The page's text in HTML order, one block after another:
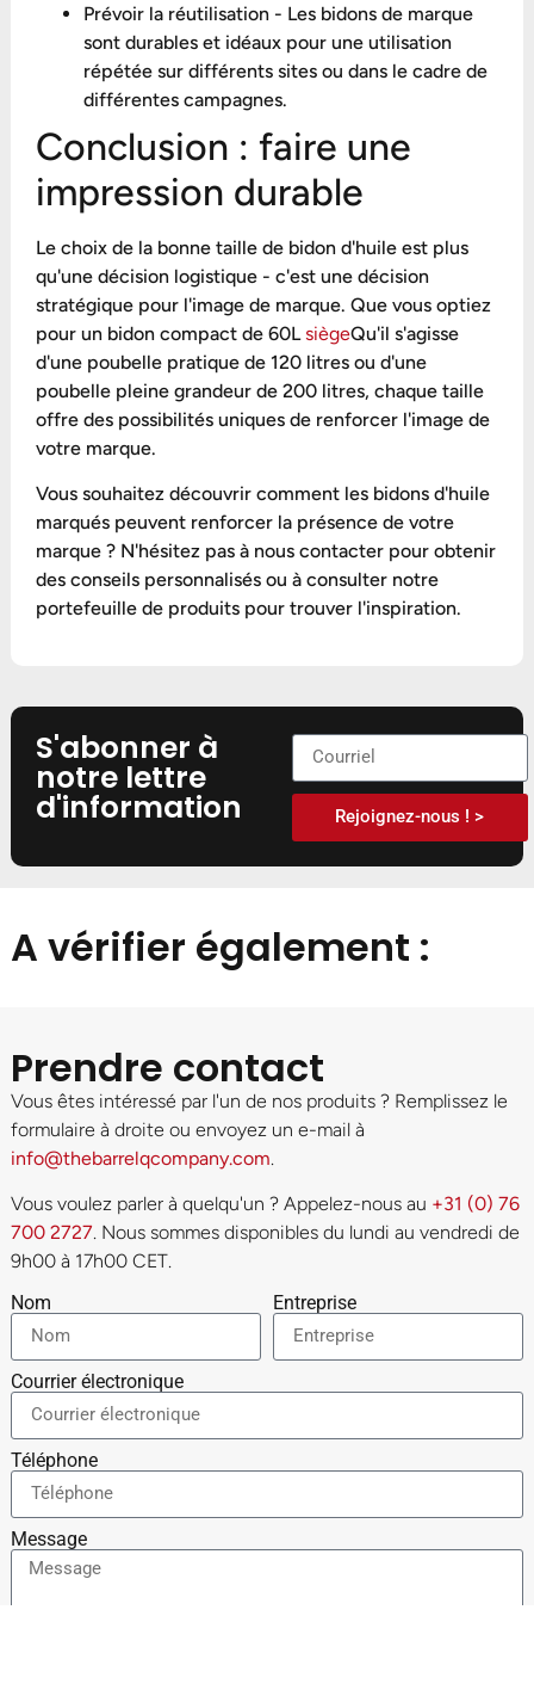
Prévoir la réutilisation - Les bidons de marque
sont durables et idéaux pour une utilisation
répétée sur différents sites ou dans le cadre de
différentes campagnes.
Conclusion : faire une
impression durable
Le choix de la bonne taille de bidon d'huile est plus
qu'une décision logistique - c'est une décision
stratégique pour l'image de marque. Que vous optiez
pour un bidon compact de 60LsiègeQu'il s'agisse
d'une poubelle pratique de 120 litres ou d'une
poubelle pleine grandeur de 200 litres, chaque taille
offre des possibilités uniques de renforcer l'image de
votre marque.
Vous souhaitez découvrir comment les bidons d'huile
marqués peuvent renforcer la présence de votre
marque ? N'hésitez pas à nous contacter pour obtenir
des conseils personnalisés ou à consulter notre
portefeuille de produits pour trouver l'inspiration.
S'abonner à
notre lettre
d'information Rejoignez-nous ! >
A vérifier également :
Prendre contact
Vous êtes intéressé par l'un de nos produits ? Remplissez le
formulaire à droite ou envoyez un e-mail à
info@thebarrelqcompany.com.
Vous voulez parler à quelqu'un ? Appelez-nous au +31 (0) 76
700 2727. Nous sommes disponibles du lundi au vendredi de
9h00 à 17h00 CET.
Nom
Entreprise
Courrier électronique
Téléphone
Message